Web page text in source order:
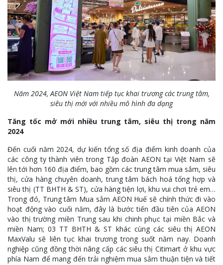
Năm 2024, AEON Việt Nam tiếp tục khai trương các trung tâm,
siêu thị mới với nhiều mô hình đa dạng
Tăng tốc mở mới nhiều trung tâm, siêu thị trong năm
2024
Đến cuối năm 2024, dự kiến tổng số địa điểm kinh doanh của
các công ty thành viên trong Tập đoàn AEON tại Việt Nam sẽ
lên tới hơn 160 địa điểm, bao gồm các trung tâm mua sắm, siêu
thị, cửa hàng chuyên doanh, trung tâm bách hoá tổng hợp và
siêu thị (TT BHTH & ST), cửa hàng tiện lợi, khu vui chơi trẻ em…
Trong đó, Trung tâm Mua sắm AEON Huế sẽ chính thức đi vào
hoạt động vào cuối năm, đây là bước tiến đầu tiên của AEON
vào thị trường miền Trung sau khi chinh phục tại miền Bắc và
miền Nam; 03 TT BHTH & ST khác cùng các siêu thị AEON
MaxValu sẽ liên tục khai trương trong suốt năm nay. Doanh
nghiệp cũng đồng thời nâng cấp các siêu thị Citimart ở khu vực
phía Nam để mang đến trải nghiệm mua sắm thuận tiện và tiết